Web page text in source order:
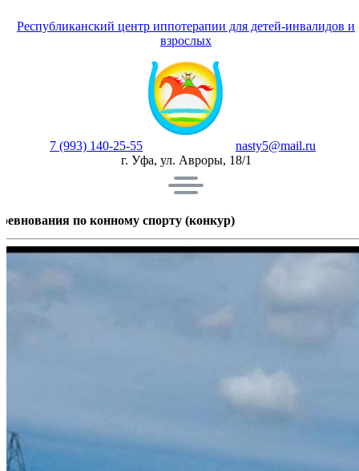
Республиканский центр иппотерапии для детей-инвалидов и
взрослых
7 (993) 140-25-55
nasty5@mail.ru
г. Уфа, ул. Авроры, 18/1
по конному спорту (конкур)